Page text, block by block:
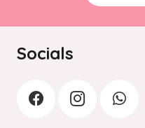
Socials